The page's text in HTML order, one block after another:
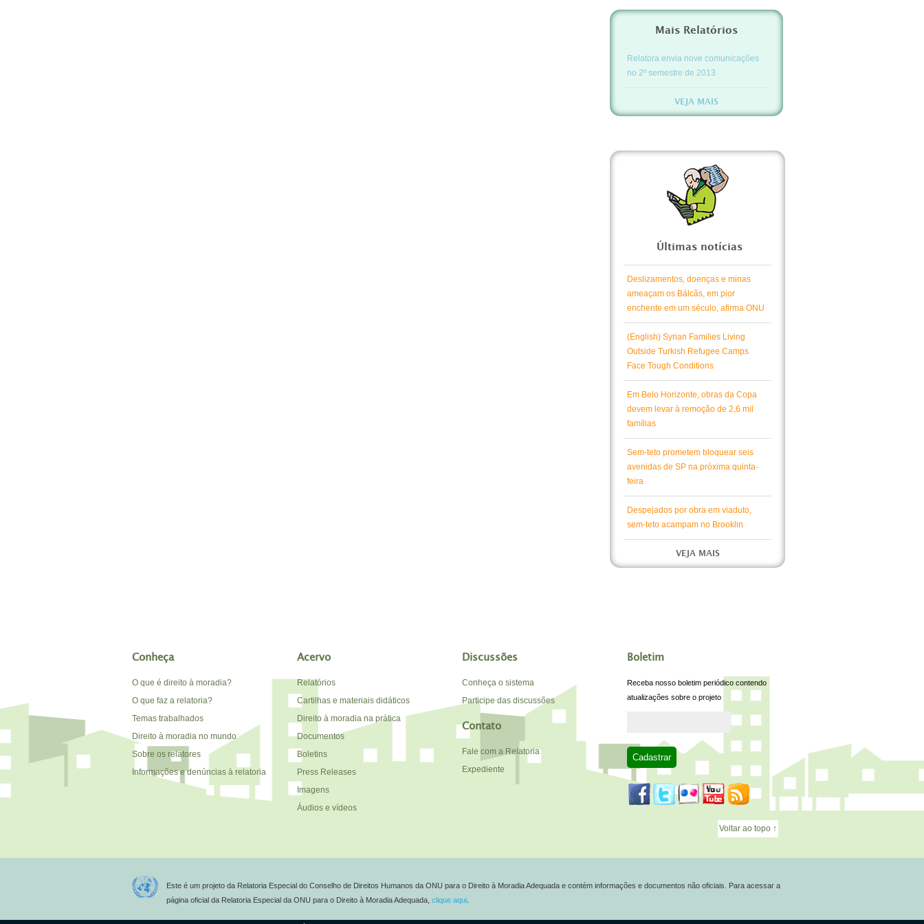
Mais Relatórios
Relatora envia nove comunicações
no 2º semestre de 2013
VEJA MAIS
Últimas notícias
Deslizamentos, doenças e minas
ameaçam os Bálcãs, em pior
enchente em um século, afirma ONU
(English) Syrian Families Living
Outside Turkish Refugee Camps
Face Tough Conditions
Em Belo Horizonte, obras da Copa
devem levar à remoção de 2,6 mil
famílias
Sem-teto prometem bloquear seis
avenidas de SP na próxima quinta-
feira
Despejados por obra em viaduto,
sem-teto acampam no Brooklin
VEJA MAIS
Conheça
O que é direito à moradia?
O que faz a relatoria?
Temas trabalhados
Direito à moradia no mundo
Sobre os relatores
Informações e denúncias à relatoria
Acervo
Relatórios
Cartilhas e materiais didáticos
Direito à moradia na prática
Documentos
Boletins
Press Releases
Imagens
Áudios e vídeos
Discussões
Conheça o sistema
Participe das discussões
Contato
Fale com a Relatoria
Expediente
Boletim
Receba nosso boletim periódico contendo
atualizações sobre o projeto
Voltar ao topo ↑
Este é um projeto da Relatoria Especial do Conselho de Direitos Humanos da ONU para o Direito à Moradia Adequada e contém informações e documentos não oficiais. Para acessar a
página oficial da Relatoria Especial da ONU para o Direito à Moradia Adequada, clique aqui